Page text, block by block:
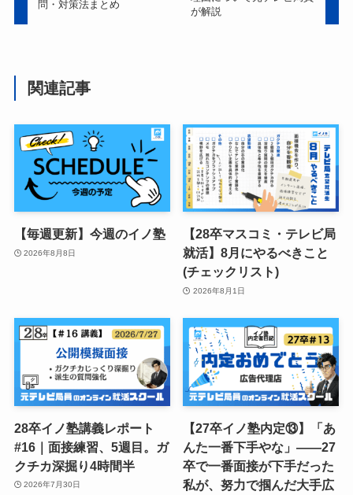
問・対策法まとめ
が解説
関連記事
【毎週更新】今週のイノ塾
2026年8月8日
【28卒マスコミ・テレビ局
就活】8月にやるべきこと
(チェックリスト)
2026年8月1日
28卒イノ塾講義レポート
#16｜面接練習、5週目。ガ
クチカ深掘り4時間半
2026年7月30日
【27卒イノ塾内定⑬】「あ
んた一番下手やな」——27
卒で一番面接が下手だった
私が、努力で掴んだ大手広